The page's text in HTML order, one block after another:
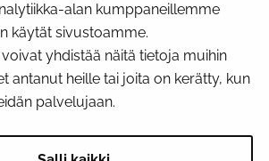
alan kumppaneillemme
käytät sivustoamme.
yhdistää näitä tietoja muihin
antanut heille tai joita on kerätty, kun
palvelujaan.